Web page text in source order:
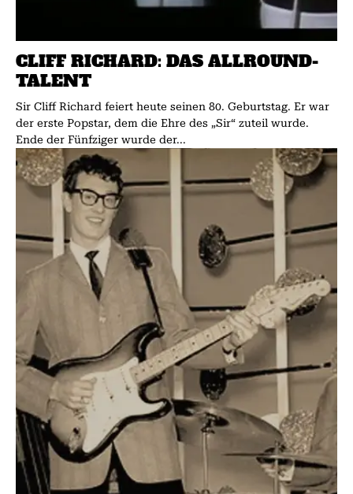
CLIFF RICHARD: DAS ALLROUND-
TALENT
Sir Cliff Richard feiert heute seinen 80. Geburtstag. Er war
der erste Popstar, dem die Ehre des „Sir“ zuteil wurde.
Ende der Fünfziger wurde der...